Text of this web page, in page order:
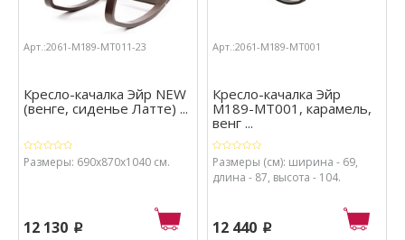
Арт.:2061-М189-МТ011-23
Кресло-качалка Эйр NEW
(венге, сиденье Латте) ...
Размеры: 690х870х1040 см.
12 130 p
Арт.:2061-М189-МТ001
Кресло-качалка Эйр
М189-МТ001, карамель,
венг ...
Размеры (см): ширина - 69,
длина - 87, высота - 104.
12 440 p